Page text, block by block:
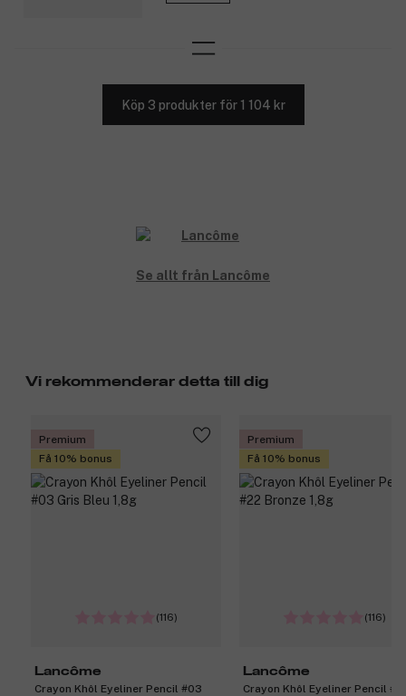
Köp 3 produkter för 1 104 kr
Se allt från Lancôme
Vi rekommenderar detta till dig
Premium
Få 10% bonus
(116)
Lancôme
Crayon Khôl Eyeliner Pencil #03
Premium
Få 10% bonus
(116)
Lancôme
Crayon Khôl Eyeliner Pencil